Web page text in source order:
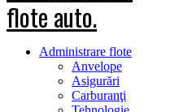
Administrare flote
Anvelope
Asigurări
Carburanţi